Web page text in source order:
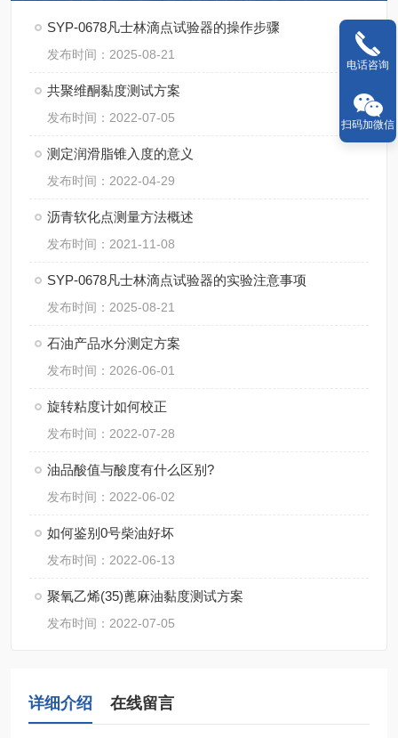
SYP-0678凡士林滴点试验器的操作步骤
发布时间：2025-08-21
共聚维酮黏度测试方案
发布时间：2022-07-05
测定润滑脂锥入度的意义
发布时间：2022-04-29
沥青软化点测量方法概述
发布时间：2021-11-08
SYP-0678凡士林滴点试验器的实验注意事项
发布时间：2025-08-21
石油产品水分测定方案
发布时间：2026-06-01
旋转粘度计如何校正
发布时间：2022-07-28
油品酸值与酸度有什么区别?
发布时间：2022-06-02
如何鉴别0号柴油好坏
发布时间：2022-06-13
聚氧乙烯(35)蓖麻油黏度测试方案
发布时间：2022-07-05
详细介绍 在线留言
电话咨询
扫码加微信